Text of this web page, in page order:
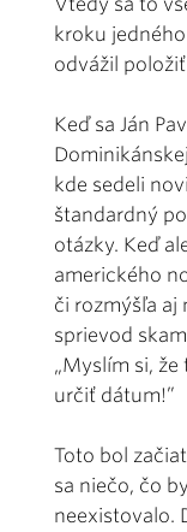
kroku
odvážil
Keď sa Ján
kde sedeli
štandardný
otázky. Keď
amerického
či rozmýšľa aj
sprievod
„Myslím si,
určiť dátum!”
Toto bol
sa niečo, čo
neexistovalo.